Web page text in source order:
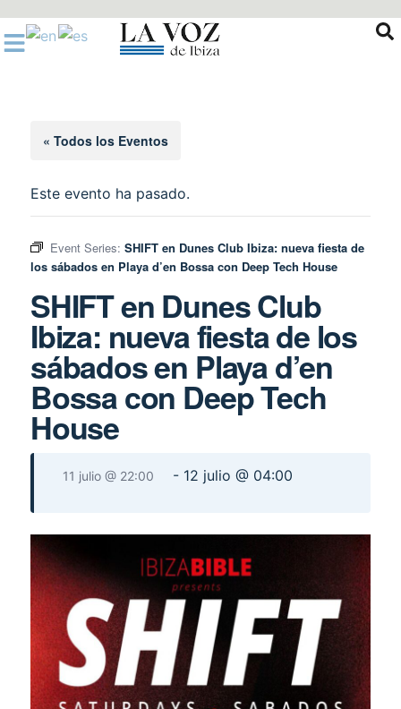
al
contenido
« Todos los Eventos
Este evento ha pasado.
Event Series: SHIFT en Dunes Club Ibiza: nueva fiesta de
los sábados en Playa d’en Bossa con Deep Tech House
SHIFT en Dunes Club
Ibiza: nueva fiesta de los
sábados en Playa d’en
Bossa con Deep Tech
House
11 julio @ 22:00 - 12 julio @ 04:00